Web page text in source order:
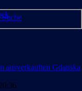
ausverkauften Gdanska